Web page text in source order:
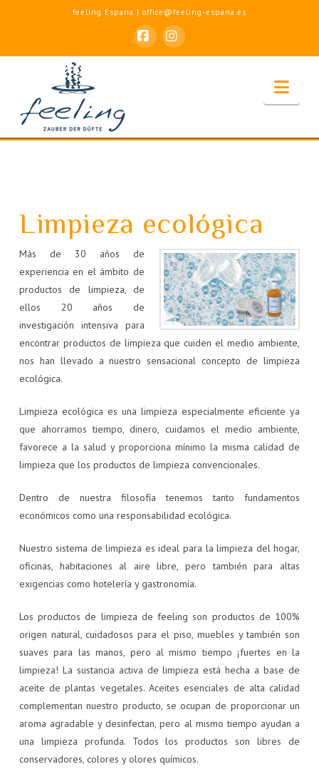
feeling Espana | office@feeling-espana.es
FacebookInstagram
Limpieza ecológica
Más de 30 años de
experiencia en el ámbito de
productos de limpieza, de
ellos 20 años de
investigación intensiva para
encontrar productos de limpieza que cuiden el medio ambiente,
nos han llevado a nuestro sensacional concepto de limpieza
ecológica.
Limpieza ecológica es una limpieza especialmente eficiente ya
que ahorramos tiempo, dinero, cuidamos el medio ambiente,
favorece a la salud y proporciona mínimo la misma calidad de
limpieza que los productos de limpieza convencionales.
Dentro de nuestra filosofía tenemos tanto fundamentos
económicos como una responsabilidad ecológica.
Nuestro sistema de limpieza es ideal para la limpieza del hogar,
oficinas, habitaciones al aire libre, pero también para altas
exigencias como hotelería y gastronomía.
Los productos de limpieza de feeling son productos de 100%
origen natural, cuidadosos para el piso, muebles y también son
suaves para las manos, pero al mismo tiempo ¡fuertes en la
limpieza! La sustancia activa de limpieza está hecha a base de
aceite de plantas vegetales. Aceites esenciales de alta calidad
complementan nuestro producto, se ocupan de proporcionar un
aroma agradable y desinfectan, pero al mismo tiempo ayudan a
una limpieza profunda. Todos los productos son libres de
conservadores, colores y olores químicos.